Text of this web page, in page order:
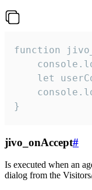
function
let
}
jivo_onAccept#
Is executed when an
dialog from the